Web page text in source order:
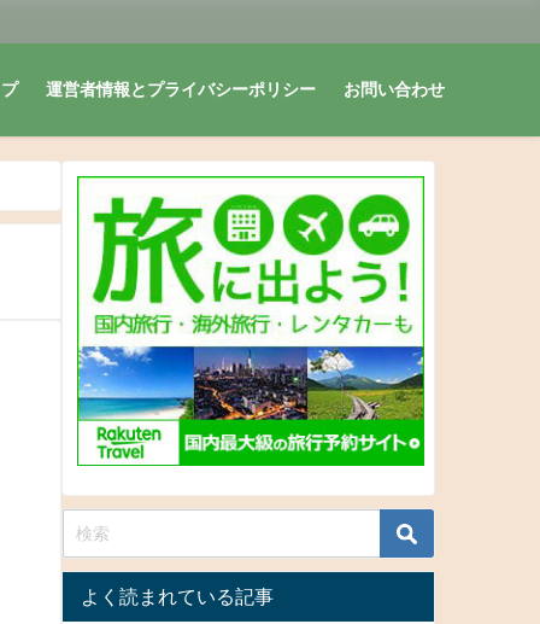
運営者情報とプライバシーポリシー お問い合わせ
よく読まれている記事